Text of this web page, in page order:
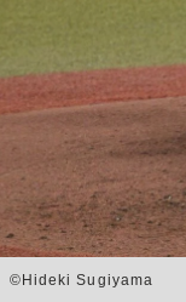
©Hideki Sugiyama